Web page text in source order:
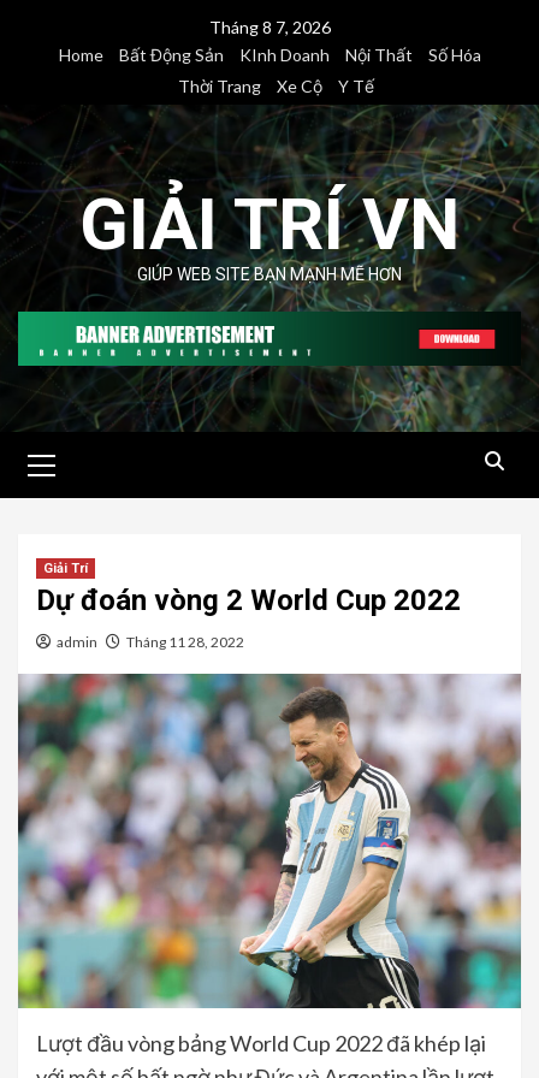
Tháng 8 7, 2026
Home
Bất Động Sản KInh Doanh Nội Thất
Số Hóa
Thời Trang
Xe Cộ Y Tế
GIẢI TRÍ VN
GIÚP WEB SITE BẠN MẠNH MẼ HƠN
Menu
Giải Trí
Dự đoán vòng 2 World Cup 2022
admin Tháng 11 28, 2022
Lượt đầu vòng bảng World Cup 2022 đã khép lại